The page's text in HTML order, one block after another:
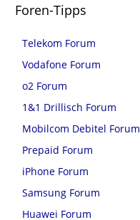
Foren-Tipps
Telekom Forum
Vodafone Forum
o2 Forum
1&1 Drillisch Forum
Mobilcom Debitel Forum
Prepaid Forum
iPhone Forum
Samsung Forum
Huawei Forum